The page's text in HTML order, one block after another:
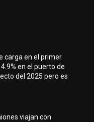
carga en el primer
en el puerto de
del 2025 pero es
viajan con